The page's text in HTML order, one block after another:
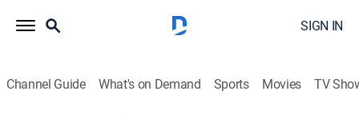
SIGN IN
Channel Guide What's on Demand Sports Movies TV